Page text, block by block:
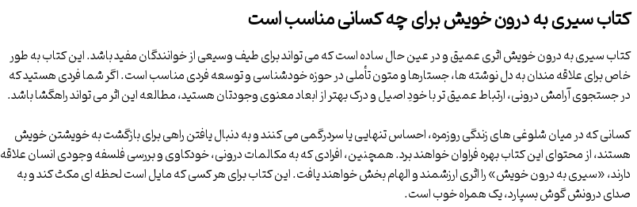
کتاب سیری به درون خویش برای چه کسانی مناسب است
کتاب سیری به درون خویش اثری عمیق و در عین حال ساده است که می تواند برای طیف وسیعی از خوانندگان مفید باشد. این کتاب به طور
خاص برای علاقه مندان به دل نوشته ها، جستارها و متون تأملی در حوزه خودشناسی و توسعه فردی مناسب است. اگر شما فردی هستید که
در جستجوی آرامش درونی، ارتباط عمیق تر با خودِ اصیل و درک بهتر از ابعاد معنوی وجودتان هستید، مطالعه این اثر می تواند راهگشا باشد.
کسانی که در میان شلوغی های زندگی روزمره، احساس تنهایی یا سردرگمی می کنند و به دنبال یافتن راهی برای بازگشت به خویشتن خویش
هستند، از محتوای این کتاب بهره فراوان خواهند برد. همچنین، افرادی که به مکالمات درونی، خودکاوی و بررسی فلسفه وجودی انسان علاقه
دارند، «سیری به درون خویش» را اثری ارزشمند و الهام بخش خواهند یافت. این کتاب برای هر کسی که مایل است لحظه ای مکث کند و به
صدای درونش گوش بسپارد، یک همراه خوب است.